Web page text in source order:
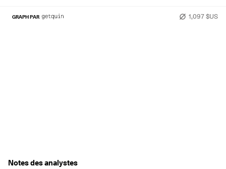
1,097 $US
GRAPH PAR
Notes des analystes